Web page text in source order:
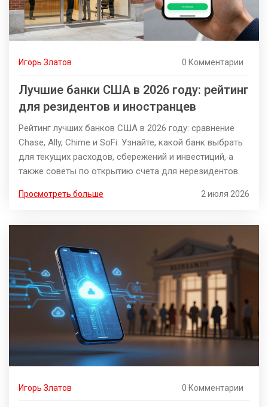
Игорь Златов 0 Комментарии
Лучшие банки США в 2026 году: рейтинг
для резидентов и иностранцев
Рейтинг лучших банков США в 2026 году: сравнение
Chase, Ally, Chime и SoFi. Узнайте, какой банк выбрать
для текущих расходов, сбережений и инвестиций, а
также советы по открытию счета для нерезидентов.
Просмотреть больше 2 июля 2026
Игорь Златов 0 Комментарии